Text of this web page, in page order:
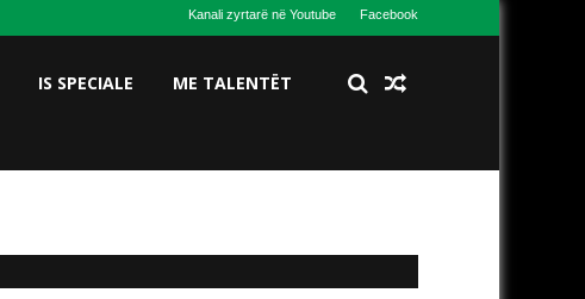
Kanali zyrtarë në Youtube Facebook
IS SPECIALE ME TALENTËT